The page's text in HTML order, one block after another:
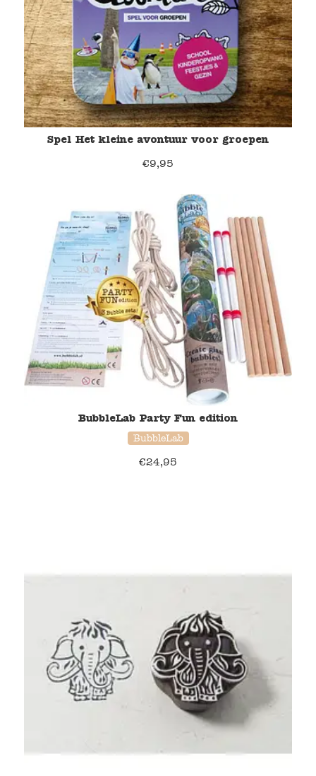
Spel Het kleine avontuur voor groepen
€9,95
BubbleLab Party Fun edition
BubbleLab
€24,95